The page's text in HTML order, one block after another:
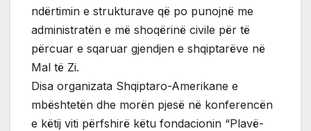
ndërtimin e strukturave që po punojnë me
administratën e më shoqërinë civile për të
përcuar e sqaruar gjendjen e shqiptarëve në
Mal të Zi.
Disa organizata Shqiptaro-Amerikane e
mbështetën dhe morën pjesë në konferencën
e këtij viti përfshirë këtu fondacionin “Plavë-